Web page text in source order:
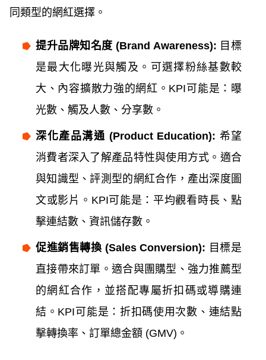
同類型的網紅選擇。
提升品牌知名度 (Brand Awareness): 目標
是最大化曝光與觸及。可選擇粉絲基數較
大、內容擴散力強的網紅。KPI可能是：曝
光數、觸及人數、分享數。
深化產品溝通 (Product Education): 希望
消費者深入了解產品特性與使用方式。適合
與知識型、評測型的網紅合作，產出深度圖
文或影片。KPI可能是：平均觀看時長、點
擊連結數、資訊儲存數。
促進銷售轉換 (Sales Conversion): 目標是
直接帶來訂單。適合與團購型、強力推薦型
的網紅合作，並搭配專屬折扣碼或導購連
結。KPI可能是：折扣碼使用次數、連結點
擊轉換率、訂單總金額 (GMV)。